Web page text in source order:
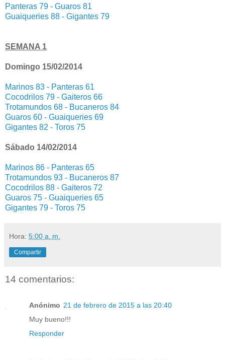
Panteras 79 - Guaros 81
Guaiqueries 88 - Gigantes 79
SEMANA 1
Domingo 15/02/2014
Marinos 83 - Panteras 61
Cocodrilos 79 - Gaiteros 66
Trotamundos 68 - Bucaneros 84
Guaros 60 - Guaiqueries 69
Gigantes 82 - Toros 75
Sábado 14/02/2014
Marinos 86 - Panteras 65
Trotamundos 93 - Bucaneros 87
Cocodrilos 88 - Gaiteros 72
Guaros 75 - Guaiqueries 65
Gigantes 79 - Toros 75
Hora: 5:00 a. m.
Compartir
14 comentarios:
Anónimo 21 de febrero de 2015 a las 20:40
Muy bueno!!!
Responder